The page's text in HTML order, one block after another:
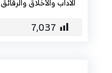
7٬037